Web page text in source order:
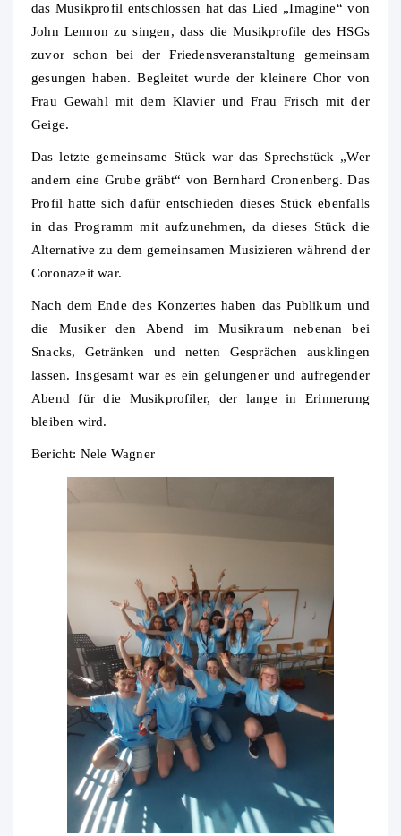
das Musikprofil entschlossen hat das Lied „Imagine“ von
John Lennon zu singen, dass die Musikprofile des HSGs
zuvor schon bei der Friedensveranstaltung gemeinsam
gesungen haben. Begleitet wurde der kleinere Chor von
Frau Gewahl mit dem Klavier und Frau Frisch mit der
Geige.
Das letzte gemeinsame Stück war das Sprechstück „Wer
andern eine Grube gräbt“ von Bernhard Cronenberg. Das
Profil hatte sich dafür entschieden dieses Stück ebenfalls
in das Programm mit aufzunehmen, da dieses Stück die
Alternative zu dem gemeinsamen Musizieren während der
Coronazeit war.
Nach dem Ende des Konzertes haben das Publikum und
die Musiker den Abend im Musikraum nebenan bei
Snacks, Getränken und netten Gesprächen ausklingen
lassen. Insgesamt war es ein gelungener und aufregender
Abend für die Musikprofiler, der lange in Erinnerung
bleiben wird.
Bericht: Nele Wagner